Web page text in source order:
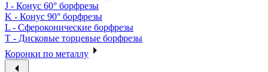
J - Конус 60° борфрезы
K - Конус 90° борфрезы
L - Сфероконические борфрезы
T - Дисковые торцевые борфрезы
Коронки по металлу